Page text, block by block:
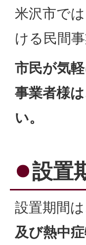
米沢市で
ける民間
市民が気
事業者様
い。
設置
設置期間
及び熱中